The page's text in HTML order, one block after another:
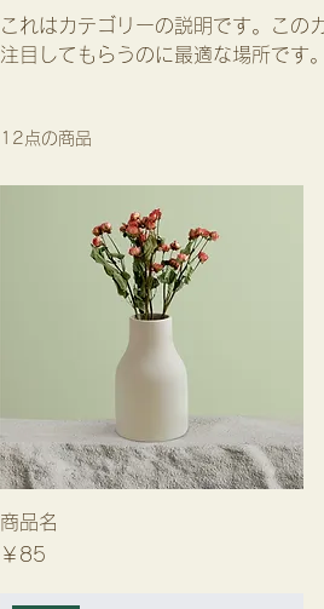
これはカテゴリーの説明です。この
注目してもらうのに最適な場所です。
12点の商品
商品名
価格
￥85